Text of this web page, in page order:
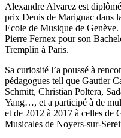
Alexandre Alvarez est
prix Denis de Marignac dans
Ecole de Musique de
Pierre Fernex pour son
Tremplin à Paris.
Sa curiosité l’a poussé à
pédagogues tell que Gautier
Schmitt, Christian Poltera,
Yang…, et a participé à de
et de 2012 à 2017 à celles de
Musicales de Noyers-sur-